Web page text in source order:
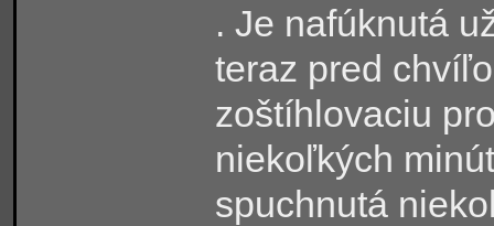
. Je nafúknutá
teraz pred
zoštíhlovaciu
niekoľkých
spuchnutá